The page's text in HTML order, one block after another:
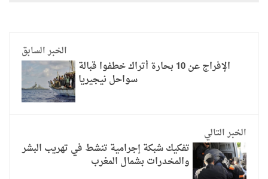
الخبر السابق
الإفراج عن 10 بحارة أتراك خطفوا قبالة
سواحل نيجيريا
الخبر التالي
تفكيك شبكة إجرامية تنشط في تهريب البشر
والمخدرات بشمال المغرب